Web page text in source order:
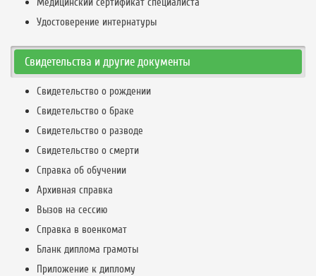
Удостоверение интернатуры
Свидетельства и другие документы
Свидетельство о рождении
Свидетельство о браке
Свидетельство о разводе
Свидетельство о смерти
Справка об обучении
Архивная справка
Вызов на сессию
Справка в военкомат
Бланк диплома грамоты
Приложение к диплому